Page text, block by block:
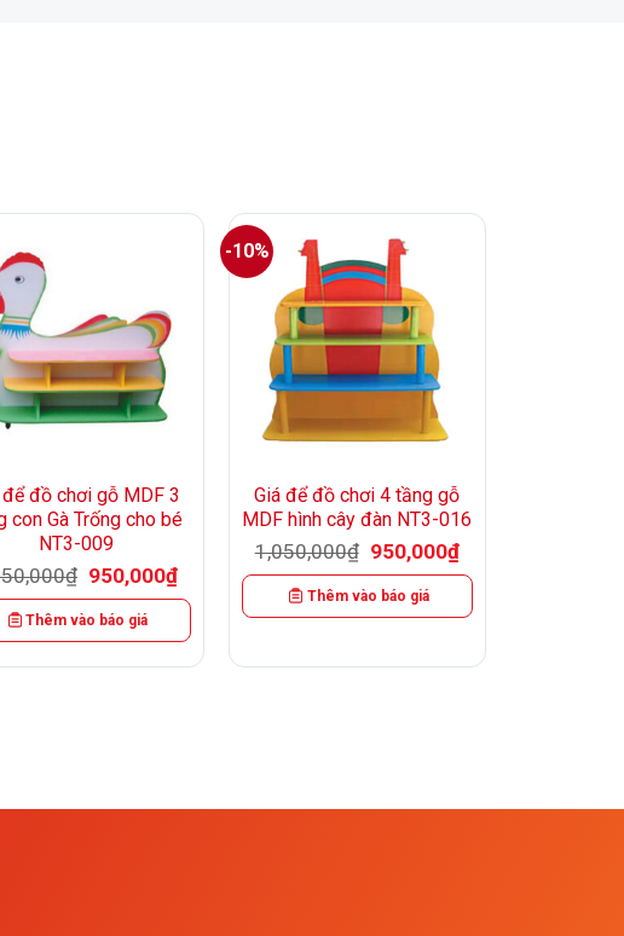
để đồ chơi gỗ MDF 3
con Gà Trống cho bé
NT3-009
₫ Giá
gốc
là:
1,050,000₫.
950,000₫Giá
tại
950,000₫.
Thêm vào báo giá
-10%
+
Giá để đồ chơi 4 tầng gỗ
MDF hình cây đàn NT3-016
1,050,000₫
Giá
gốc
là:
1,050,000₫.
950,000₫Giá
hiện
tại
950,000₫.
Thêm vào báo giá